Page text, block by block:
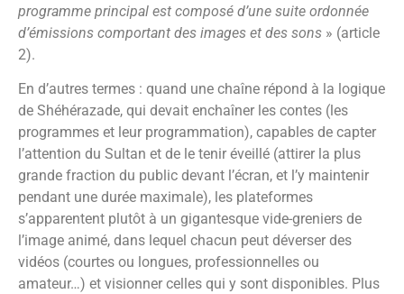
programme principal est composé d’une suite ordonnée
d’émissions comportant des images et des sons » (article
2).
En d’autres termes : quand une chaîne répond à la logique
de Shéhérazade, qui devait enchaîner les contes (les
programmes et leur programmation), capables de capter
l’attention du Sultan et de le tenir éveillé (attirer la plus
grande fraction du public devant l’écran, et l’y maintenir
pendant une durée maximale), les plateformes
s’apparentent plutôt à un gigantesque vide-greniers de
l’image animé, dans lequel chacun peut déverser des
vidéos (courtes ou longues, professionnelles ou
amateur…) et visionner celles qui y sont disponibles. Plus